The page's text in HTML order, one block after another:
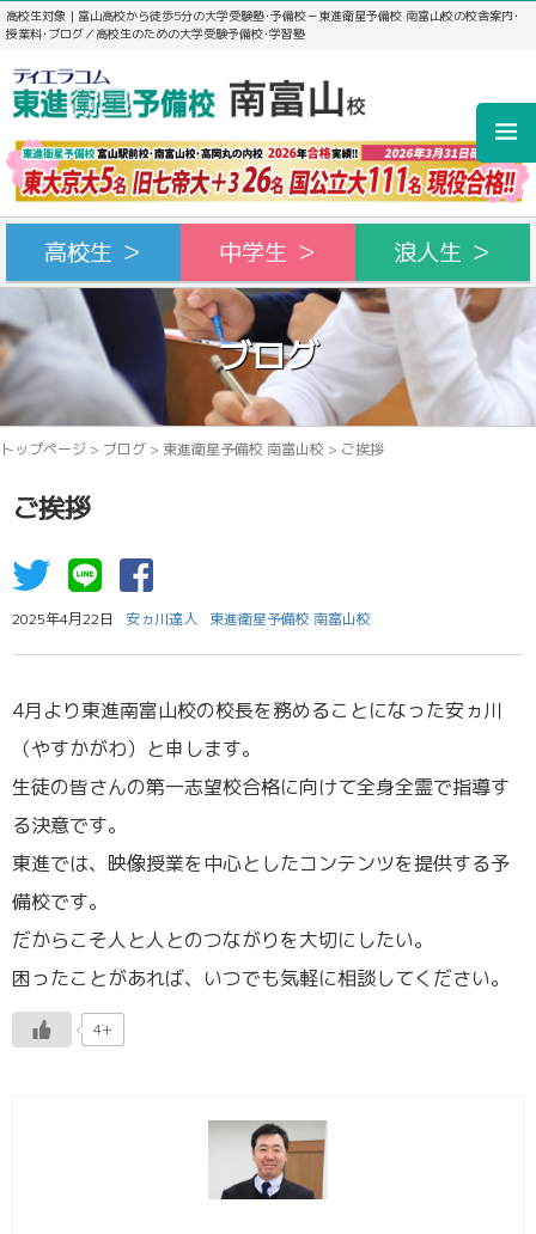
高校生対象｜富山高校から徒歩5分の大学受験塾･予備校－東進衛星予備校 南富山校の校舎案内･
授業料･ブログ／高校生のための大学受験予備校･学習塾
高校生 ＞ 中学生 ＞ 浪人生 ＞
ブログ
トップページ > ブログ > 東進衛星予備校 南富山校 > ご挨拶
ご挨拶
2025年4月22日 安ヵ川達人 東進衛星予備校 南富山校
4月より東進南富山校の校長を務めることになった安ヵ川
（やすかがわ）と申します。
生徒の皆さんの第一志望校合格に向けて全身全霊で指導す
る決意です。
東進では、映像授業を中心としたコンテンツを提供する予
備校です。
だからこそ人と人とのつながりを大切にしたい。
困ったことがあれば、いつでも気軽に相談してください。
4+